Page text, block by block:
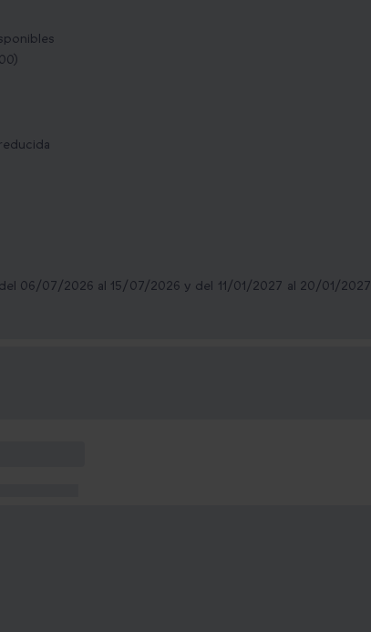
06/07/2026 al 15/07/2026 y del 11/01/2027 al 20/01/2027